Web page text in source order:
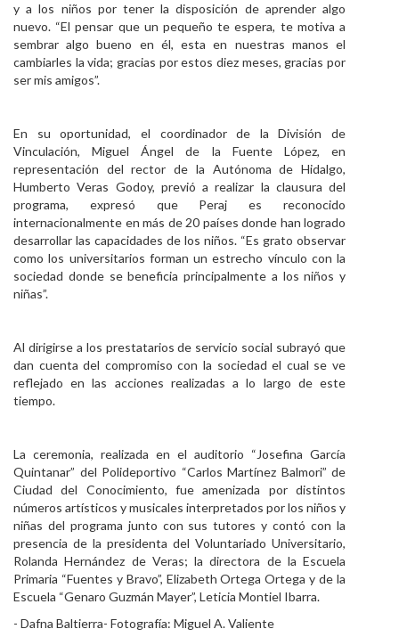
y a los niños por tener la disposición de aprender algo
nuevo. “El pensar que un pequeño te espera, te motiva a
sembrar algo bueno en él, esta en nuestras manos el
cambiarles la vida; gracias por estos diez meses, gracias por
ser mis amigos”.
En su oportunidad, el coordinador de la División de
Vinculación, Miguel Ángel de la Fuente López, en
representación del rector de la Autónoma de Hidalgo,
Humberto Veras Godoy, previó a realizar la clausura del
programa, expresó que Peraj es reconocido
internacionalmente en más de 20 países donde han logrado
desarrollar las capacidades de los niños. “Es grato observar
como los universitarios forman un estrecho vínculo con la
sociedad donde se beneficia principalmente a los niños y
niñas”.
Al dirigirse a los prestatarios de servicio social subrayó que
dan cuenta del compromiso con la sociedad el cual se ve
reflejado en las acciones realizadas a lo largo de este
tiempo.
La ceremonia, realizada en el auditorio “Josefina García
Quintanar” del Polideportivo “Carlos Martínez Balmori” de
Ciudad del Conocimiento, fue amenizada por distintos
números artísticos y musicales interpretados por los niños y
niñas del programa junto con sus tutores y contó con la
presencia de la presidenta del Voluntariado Universitario,
Rolanda Hernández de Veras; la directora de la Escuela
Primaria “Fuentes y Bravo”, Elizabeth Ortega Ortega y de la
Escuela “Genaro Guzmán Mayer”, Leticia Montiel Ibarra.
- Dafna Baltierra- Fotografía: Miguel A. Valiente